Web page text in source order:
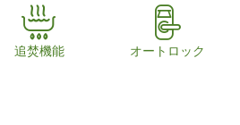
追焚機能 オートロック